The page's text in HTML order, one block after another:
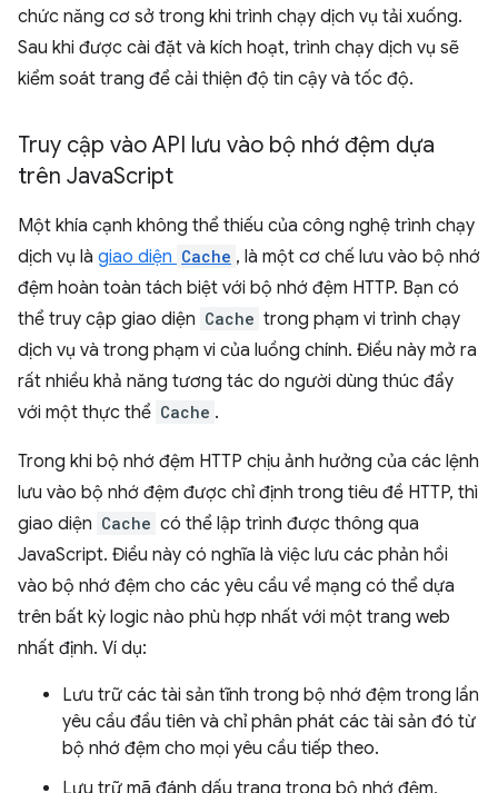
chức năng cơ sở trong khi trình chạy dịch vụ tải xuống.
Sau khi được cài đặt và kích hoạt, trình chạy dịch vụ sẽ
kiểm soát trang để cải thiện độ tin cậy và tốc độ.
Truy cập vào API lưu vào bộ nhớ đệm dựa
trên JavaScript
Một khía cạnh không thể thiếu của công nghệ trình chạy
dịch vụ là giao diện Cache , là một cơ chế lưu vào bộ nhớ
đệm hoàn toàn tách biệt với bộ nhớ đệm HTTP. Bạn có
thể truy cập giao diện Cache trong phạm vi trình chạy
dịch vụ và trong phạm vi của luồng chính. Điều này mở ra
rất nhiều khả năng tương tác do người dùng thúc đẩy
với một thực thể Cache .
Trong khi bộ nhớ đệm HTTP chịu ảnh hưởng của các lệnh
lưu vào bộ nhớ đệm được chỉ định trong tiêu đề HTTP, thì
giao diện Cache có thể lập trình được thông qua
JavaScript. Điều này có nghĩa là việc lưu các phản hồi
vào bộ nhớ đệm cho các yêu cầu về mạng có thể dựa
trên bất kỳ logic nào phù hợp nhất với một trang web
nhất định. Ví dụ:
Lưu trữ các tài sản tĩnh trong bộ nhớ đệm trong lần
yêu cầu đầu tiên và chỉ phân phát các tài sản đó từ
bộ nhớ đệm cho mọi yêu cầu tiếp theo.